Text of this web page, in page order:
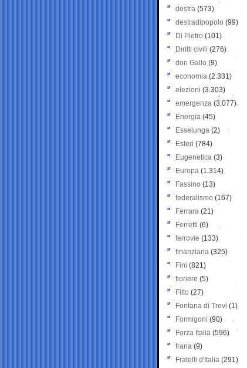
destra (573)
destradipopolo (99)
Di Pietro (101)
Diritti civili (276)
don Gallo (9)
economia (2.331)
elezioni (3.303)
emergenza (3.077)
Energia (45)
Esselunga (2)
Esteri (784)
Eugenetica (3)
Europa (1.314)
Fassino (13)
federalismo (167)
Ferrara (21)
Ferretti (6)
ferrovie (133)
finanziaria (325)
Fini (821)
fioriere (5)
Fitto (27)
Fontana di Trevi (1)
Formigoni (90)
Forza Italia (596)
frana (9)
Fratelli d'Italia (291)